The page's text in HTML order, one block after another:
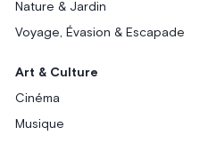
Nature & Jardin
Voyage, Évasion & Escapade
Art & Culture
Cinéma
Musique